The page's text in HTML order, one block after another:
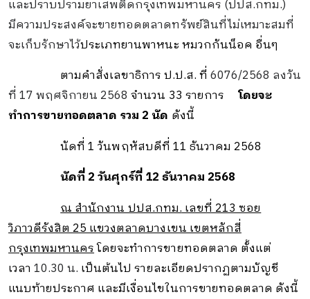
และปราบปรามยาเสพติดกรุงเทพมหานคร (ปปส.กทม.)
มีความประสงค์จะขายทอดตลาดทรัพย์สินที่ไม่เหมาะสมที่
จะเก็บรักษาไว้ประเภทยานพาหนะ หมวกกันน็อค อื่นๆ
ตามคำสั่งเลขาธิการ ป.ป.ส.ที่6076/2568 ลงวัน
ที่ 17 พฤศจิกายน 2568 จำนวน 33 รายการโดยจะ
ทำการขายทอดตลาด รวม 2 นัด ดังนี้
นัดที่ 1 วันพฤหัสบดีที่ 11 ธันวาคม 2568
นัดที่ 2 วันศุกร์ที่ 12 ธันวาคม 2568
ณ สำนักงาน ปปส.กทม.เลขที่ 213 ซอย
วิภาวดีรังสิต 25 แขวงตลาดบางเขน เขตหลักสี่
กรุงเทพมหานครโดยจะทำการขายทอดตลาด ตั้งแต่
เวลา 10.30 น. เป็นต้นไป รายละเอียดปรากฏตามบัญชี
แนบท้ายประกาศ และมีเงื่อนไขในการขายทอดตลาด ดังนี้